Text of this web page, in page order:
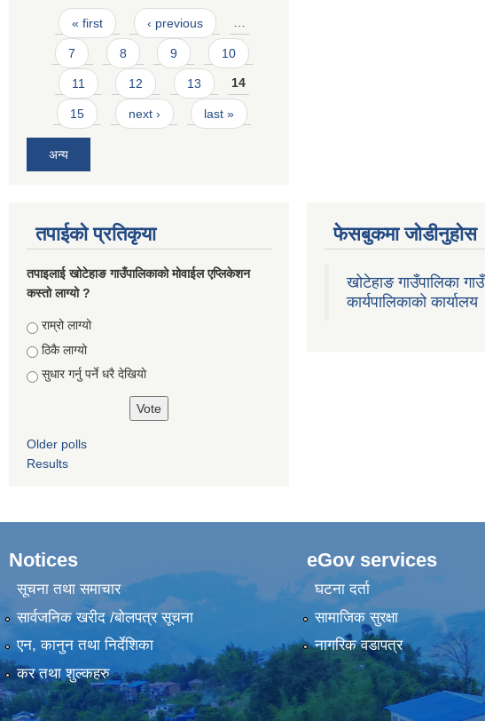
Pages
« first ‹ previous …
7 8 9 10
11 12 13 14
15 next › last »
अन्य
तपाईको प्रतिकृया
तपाइलाई खोटेहाङ गाउँपालिकाको माेवाईल एप्लिकेशन
कस्तो लाग्यो ?
Choices
राम्रो लाग्यो
ठिकै लाग्यो
सुधार गर्नु पर्ने धरै देखियाे
Older polls
Results
फेसबुकमा जोडीनुहोस
खोटेहाङ गाउँपालिका गाउँ
कार्यपालिकाको कार्यालय
Notices
सूचना तथा समाचार
सार्वजनिक खरीद /बोलपत्र सूचना
एन, कानुन तथा निर्देशिका
कर तथा शुल्कहरु
eGov services
घटना दर्ता
सामाजिक सुरक्षा
नागरिक वडापत्र